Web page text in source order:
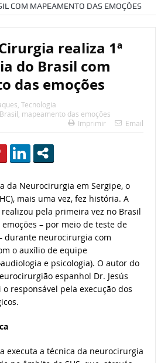
COM MAPEAMENTO DAS EMOÇÕES
realiza 1ª
do Brasil com
das emoções
, Tecnologia
, mapeamento das emoções
Imprimir
Email
da Neurocirurgia em Sergipe, o
mais uma vez, fez história. A
pela primeira vez no Brasil
– por meio de teste de
durante neurocirurgia com
o auxílio de equipe
e psicologia). O autor do
espanhol Dr. Jesús
responsável pela execução dos
executa a técnica da neurocirurgia